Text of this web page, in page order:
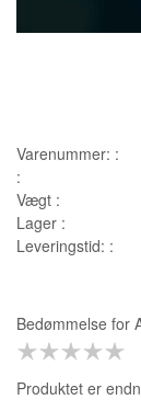
Varenummer: :
:
Vægt :
Lager :
Leveringstid: :
Bedømmelse for
Produktet er